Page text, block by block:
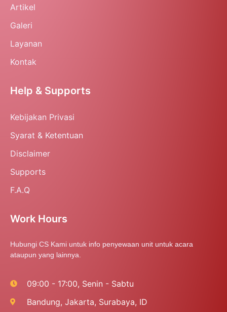
Artikel
Galeri
Layanan
Kontak
Help & Supports
Kebijakan Privasi
Syarat & Ketentuan
Disclaimer
Supports
F.A.Q
Work Hours
Hubungi CS Kami untuk info penyewaan unit untuk acara
ataupun yang lainnya.
09:00 - 17:00, Senin - Sabtu
Bandung, Jakarta, Surabaya, ID